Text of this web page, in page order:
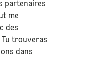
partenaires
me
des
trouveras
dans